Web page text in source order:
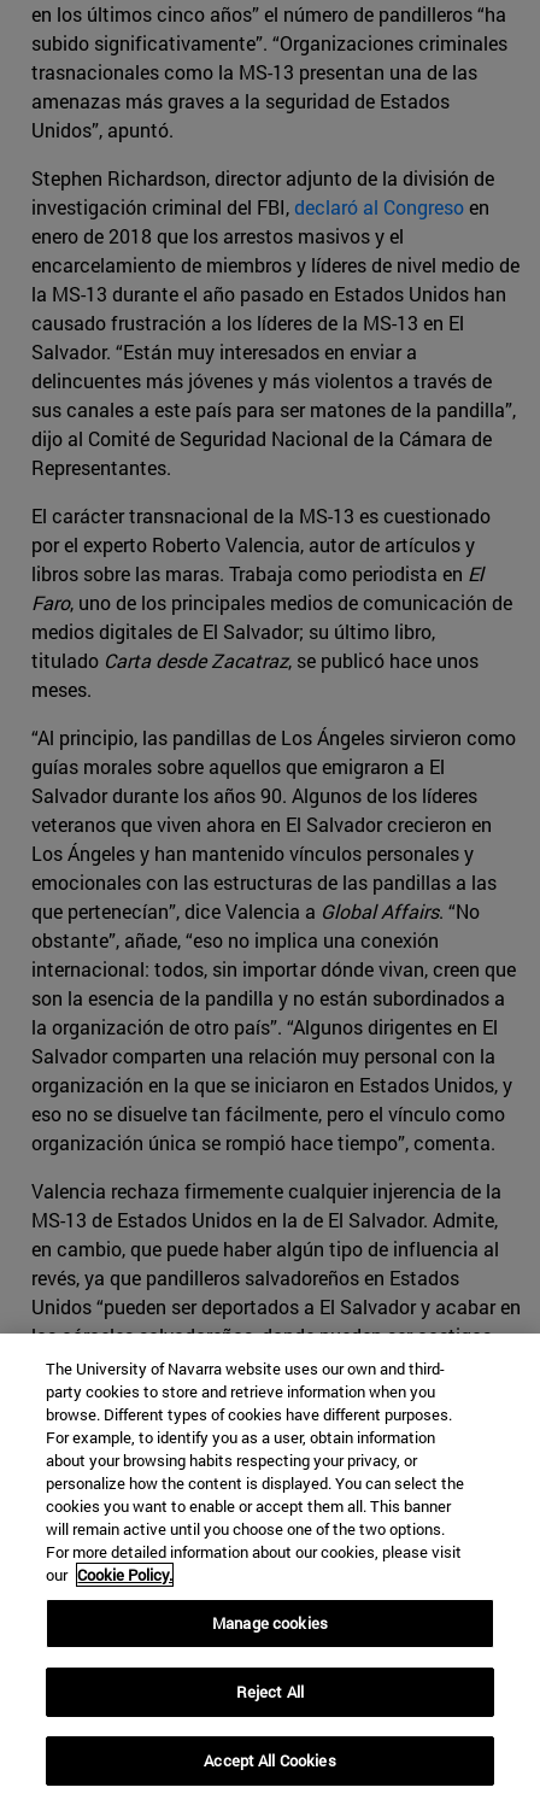
en los últimos cinco años” el número de pandilleros “ha
subido significativamente”. “Organizaciones criminales
trasnacionales como la MS-13 presentan una de las
amenazas más graves a la seguridad de Estados
Unidos”, apuntó.
Stephen Richardson, director adjunto de la división de
investigación criminal del FBI,declaró al Congresoen
enero de 2018 que los arrestos masivos y el
encarcelamiento de miembros y líderes de nivel medio de
la MS-13 durante el año pasado en Estados Unidos han
causado frustración a los líderes de la MS-13 en El
Salvador. “Están muy interesados en enviar a
delincuentes más jóvenes y más violentos a través de
sus canales a este país para ser matones de la pandilla”,
dijo al Comité de Seguridad Nacional de la Cámara de
Representantes.
El carácter transnacional de la MS-13 es cuestionado
por el experto Roberto Valencia, autor de artículos y
libros sobre las maras. Trabaja como periodista en El
Faro, uno de los principales medios de comunicación de
medios digitales de El Salvador; su último libro,
titulado Carta desde Zacatraz, se publicó hace unos
meses.
“Al principio, las pandillas de Los Ángeles sirvieron como
guías morales sobre aquellos que emigraron a El
Salvador durante los años 90. Algunos de los líderes
veteranos que viven ahora en El Salvador crecieron en
Los Ángeles y han mantenido vínculos personales y
emocionales con las estructuras de las pandillas a las
que pertenecían”, dice Valencia a Global Affairs. “No
obstante”, añade, “eso no implica una conexión
internacional: todos, sin importar dónde vivan, creen que
son la esencia de la pandilla y no están subordinados a
la organización de otro país”. “Algunos dirigentes en El
Salvador comparten una relación muy personal con la
organización en la que se iniciaron en Estados Unidos, y
eso no se disuelve tan fácilmente, pero el vínculo como
organización única se rompió hace tiempo”, comenta.
Valencia rechaza firmemente cualquier injerencia de la
MS-13 de Estados Unidos en la de El Salvador. Admite,
en cambio, que puede haber algún tipo de influencia al
revés, ya que pandilleros salvadoreños en Estados
Unidos “pueden ser deportados a El Salvador y acabar en
las cárceles salvadoreñas, donde pueden ser castigos
por las mafias carcelarias”.
Migrantes: ¿causa o consecuencia?
Roberto Valencia también se pronuncia sobre las
referencias de Donald Trump a las pandillas: “Trump
habla de la MS-13 para ganar votos bajo la premisa de
una política de migración que termina criminalizando a
todos los inmigrantes. Es indignante que Trump los
presente como la causa, cuando las pandillas
comenzaron en los Estados Unidos. De hecho, la gran
mayoría de los emigrantes del Triángulo del Norte llegan
a Estados Unidos escapando de las pandillas”.
En América Central, el control que las pandillas ejercen
sobre una sociedad que es pobre va desde reclamar la
The University of Navarra website uses our own and third-
party cookies to store and retrieve information when you
browse. Different types of cookies have different purposes.
For example, to identify you as a user, obtain information
about your browsing habits respecting your privacy, or
personalize how the content is displayed. You can select the
cookies you want to enable or accept them all. This banner
will remain active until you choose one of the two options.
For more detailed information about our cookies, please visit
our Cookie Policy.
Manage cookies
Reject All
Accept All Cookies